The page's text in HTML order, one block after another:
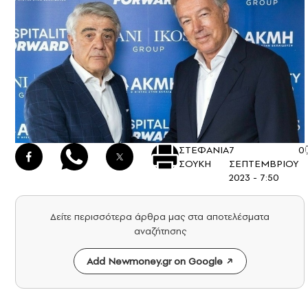
ΣΤΕΦΑΝΙΑ
ΣΟΥΚΗ
7
ΣΕΠΤΕΜΒΡΙΟΥ
2023 - 7:50
0
Δείτε περισσότερα άρθρα μας στα αποτελέσματα
αναζήτησης
Add Newmoney.gr on Google